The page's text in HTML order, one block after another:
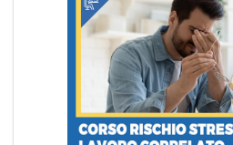
alla…
Continua